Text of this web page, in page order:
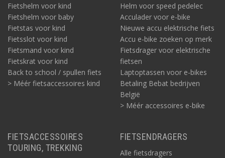
Fietshelm voor kind
Fietshelm voor baby
Fietstas voor kind
Fietsslot voor kind
Fietsmand voor kind
Fietskrat voor kind
Back to school / spullen fiets
> Méér fietsaccessoires kind
Helm voor speed pedelec
Acculader voor e-bike
Nieuwe accu elektrische fiets
Accu e-bike zoeken op merk
Fietsdrager voor elektrische
fietsen
Laptoptassen voor e-bikes
Betaling Bebat bedrijven
België
> Méér accessoires e-bike
FIETSACCESSOIRES
TOURING, TREKKING
FIETSENDRAGERS
Alle fietsdragers